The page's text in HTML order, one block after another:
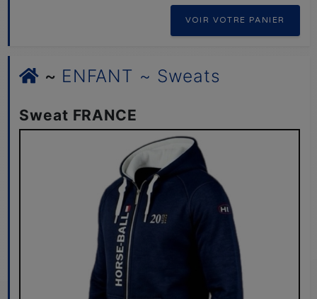
VOIR VOTRE PANIER
~ ENFANT ~ Sweats
Sweat FRANCE